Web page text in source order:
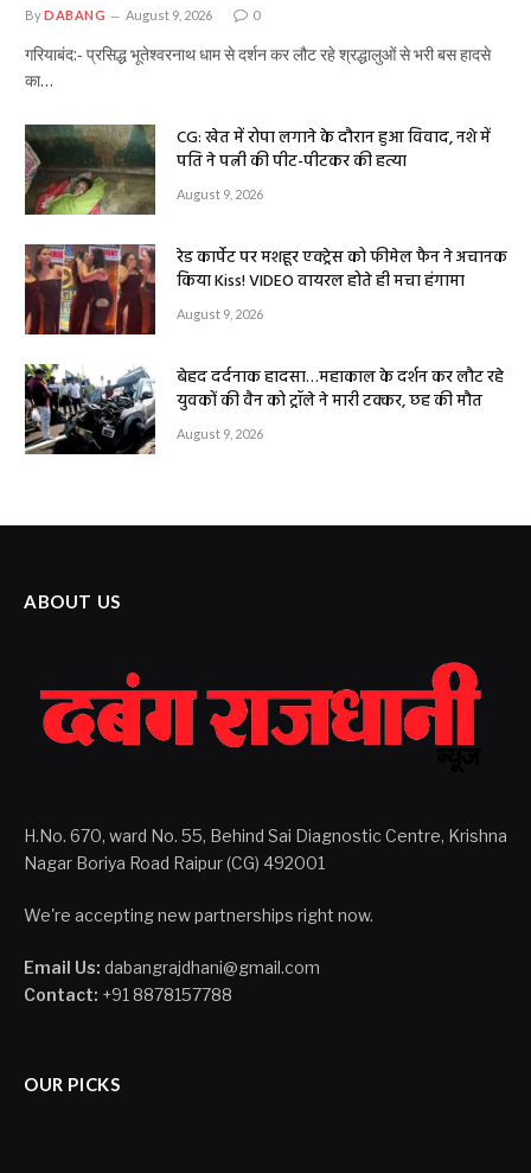
ByDABANG August 9, 2026 0
गरियाबंद:- प्रसिद्ध भूतेश्वरनाथ धाम से दर्शन कर लौट रहे श्रद्धालुओं से भरी बस हादसे
का…
CG: खेत में रोपा लगाने के दौरान हुआ विवाद, नशे में
पति ने पत्नी की पीट-पीटकर की हत्या
August 9, 2026
रेड कार्पेट पर मशहूर एक्ट्रेस को फीमेल फैन ने अचानक
किया Kiss! VIDEO वायरल होते ही मचा हंगामा
August 9, 2026
बेहद दर्दनाक हादसा…महाकाल के दर्शन कर लौट रहे
युवकों की वैन को ट्रॉले ने मारी टक्कर, छह की मौत
August 9, 2026
ABOUT US
H.No. 670, ward No. 55, Behind Sai Diagnostic Centre, Krishna
Nagar Boriya Road Raipur (CG) 492001
We're accepting new partnerships right now.
Email Us: dabangrajdhani@gmail.com
Contact: +91 8878157788
OUR PICKS